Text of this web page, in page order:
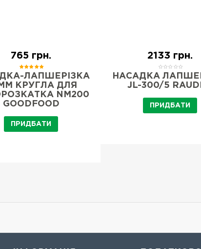
765 грн.
ЛАПШЕРІЗКА
КРУГЛА ДЛЯ
NM200
GOODFOOD
ПРИДБАТИ
2133 грн.
НАСАДКА
JL-300/5
ПРИДБАТИ